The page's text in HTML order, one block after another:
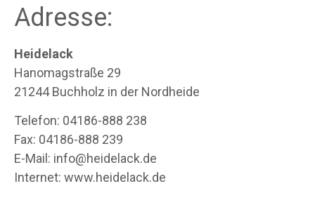
Adresse:
Heidelack
Hanomagstraße 29
21244 Buchholz in der Nordheide
Telefon: 04186-888 238
Fax: 04186-888 239
E-Mail: info@heidelack.de
Internet: www.heidelack.de